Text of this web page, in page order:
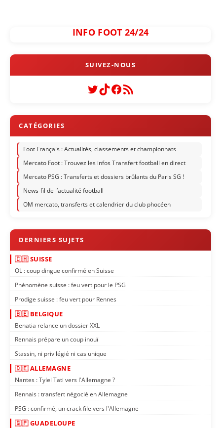
INFO FOOT 24/24
Twitter
TikTok
Facebook
Flux RSS
Foot Français : Actualités, classements et championnats
Mercato Foot : Trouvez les infos Transfert football en direct
Mercato PSG : Transferts et dossiers brûlants du Paris SG !
News-fil de l’actualité football
OM mercato, transferts et calendrier du club phocéen
🇨🇭 SUISSE
OL : coup dingue confirmé en Suisse
Phénomène suisse : feu vert pour le PSG
Prodige suisse : feu vert pour Rennes
🇧🇪 BELGIQUE
Benatia relance un dossier XXL
Rennais prépare un coup inouï
Stassin, ni privilégié ni cas unique
🇩🇪 ALLEMAGNE
Nantes : Tylel Tati vers l'Allemagne ?
Rennais : transfert négocié en Allemagne
PSG : confirmé, un crack file vers l'Allemagne
🇬🇵 GUADELOUPE